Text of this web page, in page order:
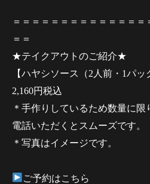
＝＝＝＝＝＝＝＝＝＝＝＝＝＝
＝＝
★テイクアウトのご紹介★
【ハヤシソース（2人前・1パッ
2,160円税込
＊手作りしているため数量に
電話いただくとスムーズです。
＊写真はイメージです。
ご予約はこちら